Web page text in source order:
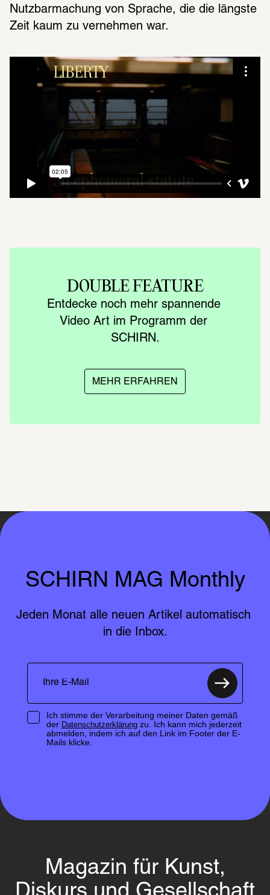
Nutzbarmachung von Sprache, die die längste
Zeit kaum zu vernehmen war.
DOUBLE FEATURE
Entdecke noch mehr spannende
Video Art im Programm der
SCHIRN.
MEHR ERFAHREN
SCHIRN MAG Monthly
Jeden Monat alle neuen Artikel automatisch
in die Inbox.
Ich stimme der Verarbeitung meiner Daten gemäß
der Datenschutzerklärungzu. Ich kann mich jederzeit
abmelden, indem ich auf den Link im Footer der E-
Mails klicke.
Magazin für Kunst,